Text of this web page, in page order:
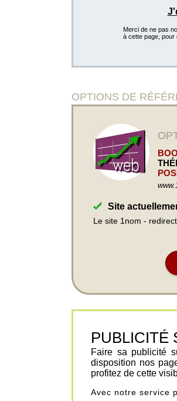
Merci de ne pas
à cette page, pour
OPTIONS DE
Site
Le site 1nom -
PUBLICITÉ
Faire sa publicité
disposition nos
profitez de cette
Avec notre service